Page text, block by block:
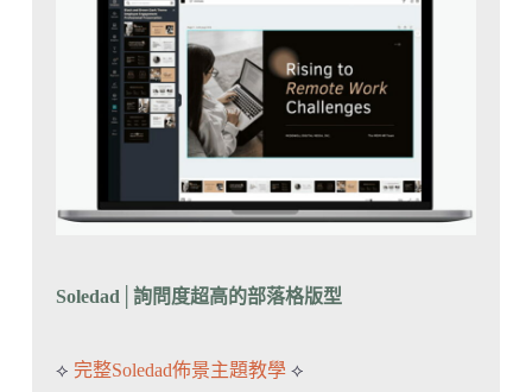
Soledad 詢問度超高的部落格版型
⟡ 完整Soledad佈景主題教學⟡